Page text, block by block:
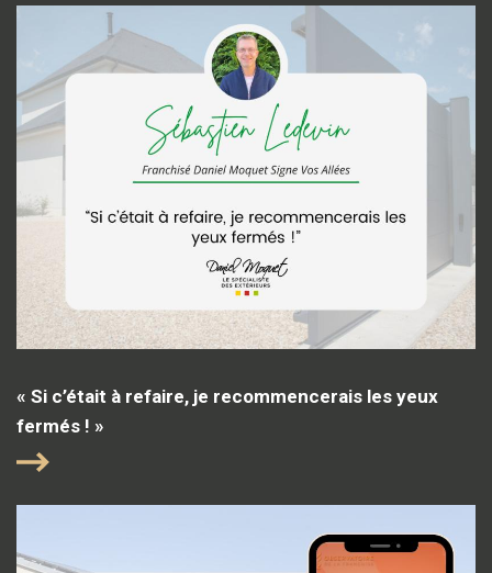
« Si c’était à refaire, je recommencerais les yeux
fermés ! »